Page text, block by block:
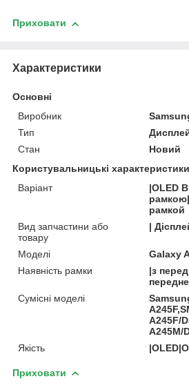
Приховати
Характеристики
Основні
Виробник
Тип
Стан
Новий
Користувальницькі характеристики
Варіант
|OLED
рамкой
Вид запчастини або
товару
|
Моделі
Galaxy
Наявність рамки
|з
Сумісні моделі
A245F/
A245M/
Якість
Приховати